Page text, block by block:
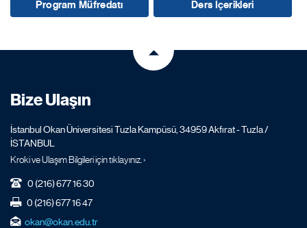
Program Müfredatı Ders İçerikleri
Bize Ulaşın
İstanbul Okan Üniversitesi Tuzla Kampüsü, 34959 Akfırat - Tuzla /
İSTANBUL
Kroki ve Ulaşım Bilgileri için tıklayınız. ›
0 (216) 677 16 30
0 (216) 677 16 47
okan@okan.edu.tr